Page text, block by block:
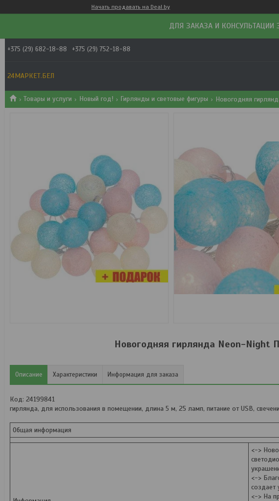
Начать продавать на Deal.by
ДЛЯ ЗАКАЗА И КОНСУЛЬТАЦИИ
+375 (29) 682-18-88 +375 (29) 752-18-88
24МАРКЕТ.БЕЛ
Товары и услуги Новый год! Гирлянды и световые фигуры Новогодняя
Новогодняя гирлянда Neon-Night
Описание Характеристики Информация для заказа
Код: 24199841
гирлянда, для использования в помещении, длина 5 м, 25 ламп, питание от USB,
Общая информация
<->
<->
создает
<-> На